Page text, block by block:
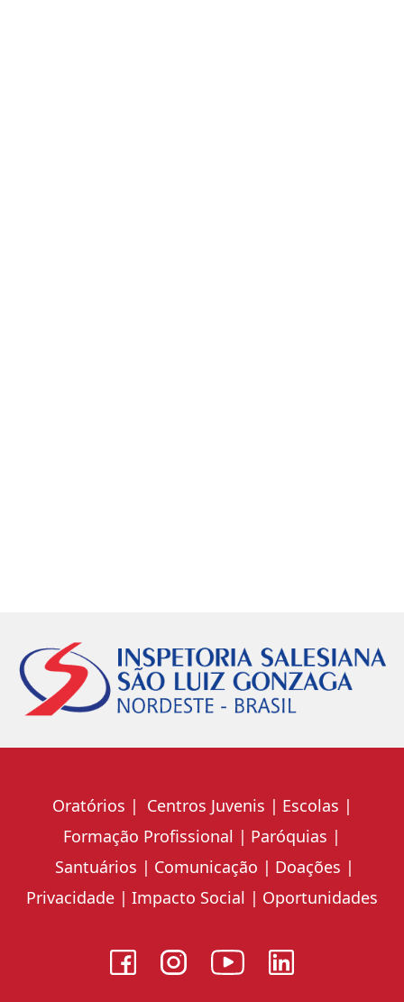
Oratórios Centros Juvenis
Escolas
Formação Profissional
Paróquias
Santuários
Comunicação
Doações
Privacidade
Impacto Social Oportunidades